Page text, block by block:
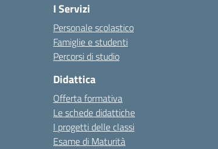
I Servizi
Personale scolastico
Famiglie e studenti
Percorsi di studio
Didattica
Offerta formativa
Le schede didattiche
I progetti delle classi
Esame di Maturità